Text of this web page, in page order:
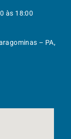
às 18:00
– PA,